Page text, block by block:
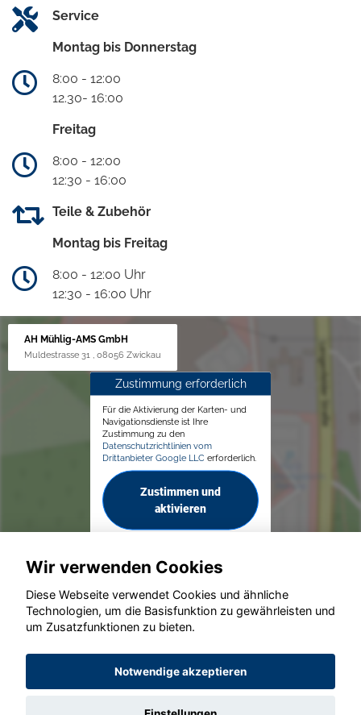
Service
Montag bis Donnerstag
8:00 - 12:00
12.30- 16:00
Freitag
8:00 - 12:00
12:30 - 16:00
Teile & Zubehör
Montag bis Freitag
8:00 - 12:00 Uhr
12:30 - 16:00 Uhr
AH Mühlig-AMS GmbH
Muldestrasse 31 , 08056 Zwickau
Zustimmung erforderlich
Für die Aktivierung der Karten- und
Navigationsdienste ist Ihre
Zustimmung zu den
Datenschutzrichtlinien vom
Drittanbieter Google LLC erforderlich.
Zustimmen und
aktivieren
© konjunkturmotor.de GmbH 2020 - 2026
Wir verwenden Cookies
Diese Webseite verwendet Cookies und ähnliche
Technologien, um die Basisfunktion zu gewährleisten und
um Zusatzfunktionen zu bieten.
Notwendige akzeptieren